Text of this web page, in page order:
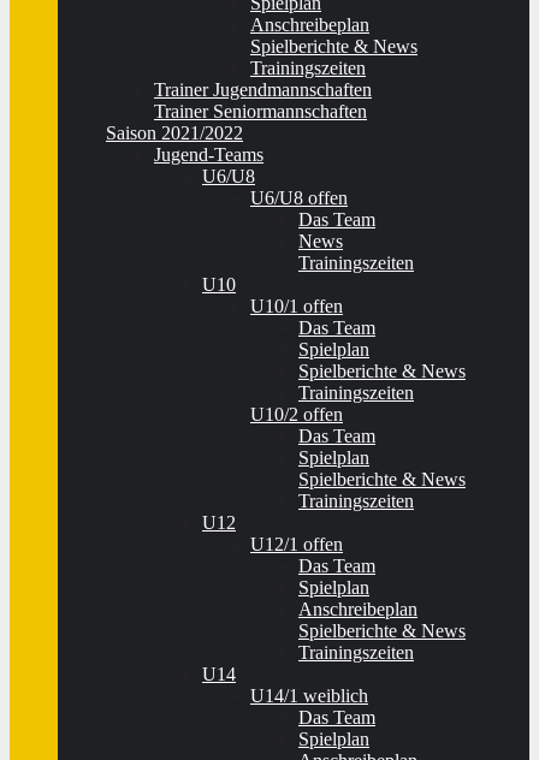
Anschreibeplan
Spielberichte & News
Trainingszeiten
Trainer Jugendmannschaften
Trainer Seniormannschaften
Saison 2021/2022
Jugend-Teams
U6/U8
U6/U8 offen
Das Team
News
Trainingszeiten
U10
U10/1 offen
Das Team
Spielplan
Spielberichte & News
Trainingszeiten
U10/2 offen
Das Team
Spielplan
Spielberichte & News
Trainingszeiten
U12
U12/1 offen
Das Team
Spielplan
Anschreibeplan
Spielberichte & News
Trainingszeiten
U14
U14/1 weiblich
Das Team
Spielplan